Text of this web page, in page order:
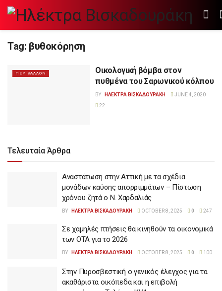
Tag: βυθοκόρηση
ΠΕΡΙΒΑΛΛΟΝ
Οικολογική βόμβα στον
πυθμένα του Σαρωνικού κόλπου
BY ΗΛΕΚΤΡΑ ΒΙΣΚΑΔΟΥΡΑΚΗ
JUNE 4, 2020
22
Τελευταία Άρθρα
Αναστάτωση στην Αττική με τα σχέδια
μονάδων καύσης απορριμμάτων – Πίστωση
χρόνου ζητά ο Ν. Χαρδαλιάς
BY ΗΛΕΚΤΡΑ ΒΙΣΚΑΔΟΥΡΑΚΗ OCTOBER 8, 2025 0 247
Σε χαμηλές πτήσεις θα κινηθούν τα οικονομικά
των ΟΤΑ για το 2026
BY ΗΛΕΚΤΡΑ ΒΙΣΚΑΔΟΥΡΑΚΗ OCTOBER 8, 2025 0 100
Στην Πυροσβεστική ο γενικός έλεγχος για τα
ακαθάριστα οικόπεδα και η επιβολή